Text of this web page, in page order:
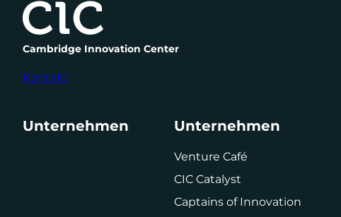
Cambridge Innovation Center
Kontakt
Unternehmen Unternehmen
Venture Café
CIC Catalyst
Captains of Innovation